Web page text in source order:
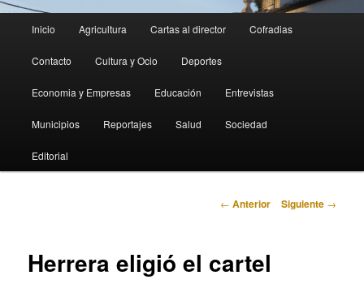
principal
Inicio Agricultura Cartas al director Cofradias
Contacto Cultura y Ocio Deportes
Economia y Empresas Educación Entrevistas
Municipios Reportajes Salud Sociedad
Editorial
Navegación
← Anterior Siguiente →
Herrera eligió el cartel